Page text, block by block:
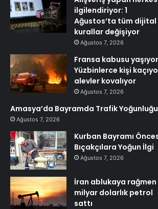
ilgilendiriyor: 1
Ağustos’ta tüm dijital
kurallar değişiyor
Ağustos 7, 2026
Fransa kabusu
Yüzbinlerce kişi
alevler kovalıyor
Ağustos 7, 2026
Amasya’da Bayramda Trafik Yoğunluğu
Ağustos 7, 2026
Kurban Bayramı
Bıçakçılara Yoğun İlgi
Ağustos 7, 2026
İran ablukaya rağmen
milyar dolarlık petrol
sattı